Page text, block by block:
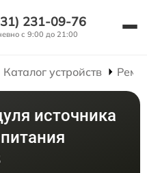
231-09-76
с 9:00 до 21:00
Каталог устройств
источника